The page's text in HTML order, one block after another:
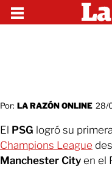
Por: LA RAZÓN ONLINE 28/
El PSG logró su
Champions League
Manchester City en el